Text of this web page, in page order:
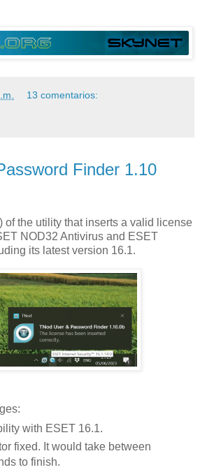
13 comentarios:
Finder 1.10
of the utility that inserts a valid license
NOD32 Antivirus and ESET
its latest version 16.1.
with ESET 16.1.
fixed. It would take between
to finish.